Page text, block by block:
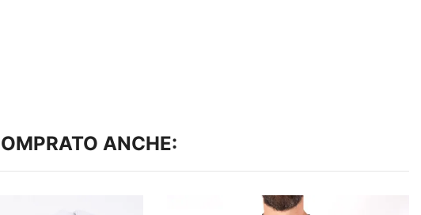
ANCHE: